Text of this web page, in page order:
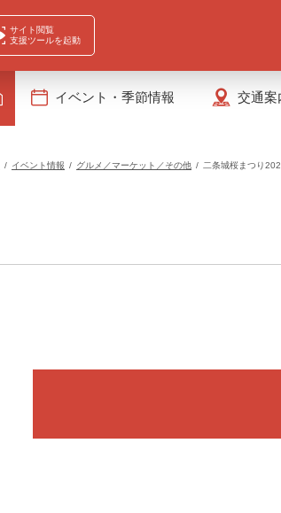
サイト閲覧
支援ツールを起動
イベント・季節情報 交通案
イベント情報 グルメ／マーケット／その他 二条城桜まつり